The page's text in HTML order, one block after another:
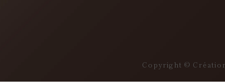
Copyright ©